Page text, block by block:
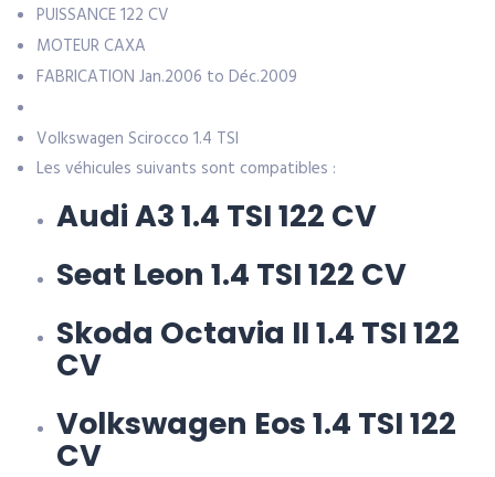
PUISSANCE122 CV
MOTEUR CAXA
FABRICATION Jan.2006 to Déc.2009
Volkswagen Scirocco 1.4 TSI
Les véhicules suivants sont compatibles :
Audi A3 1.4 TSI 122 CV
Seat Leon 1.4 TSI 122 CV
Skoda Octavia II 1.4 TSI 122
CV
Volkswagen Eos 1.4 TSI 122
CV